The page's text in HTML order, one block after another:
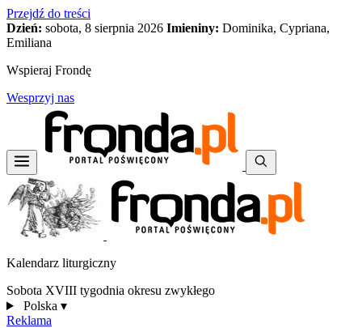
Przejdź do treści
Dzień: sobota, 8 sierpnia 2026 Imieniny: Dominika, Cypriana,
Emiliana
Wspieraj Frondę
Wesprzyj nas
Kalendarz liturgiczny
Sobota XVIII tygodnia okresu zwykłego
Polska ▾
Reklama